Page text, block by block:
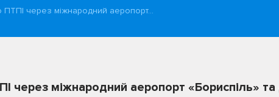
ПТПІ через міжнародний аеропорт…
через міжнародний аеропорт «Бориспіль»